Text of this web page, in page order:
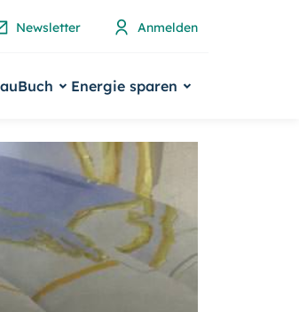
Newsletter Anmelden
Energie sparen